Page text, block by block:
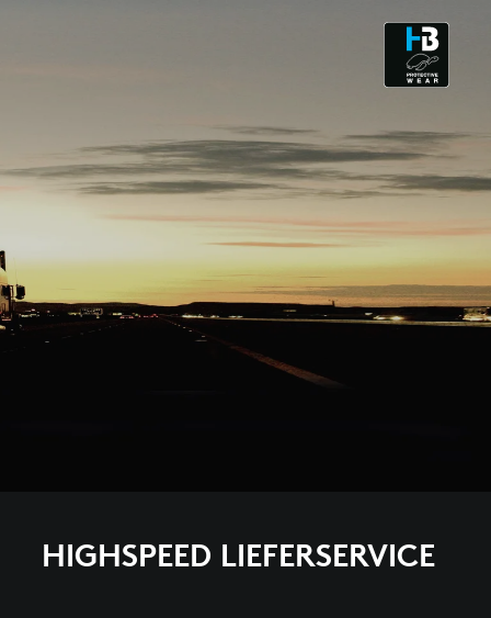
HIGHSPEED LIEFERSERVICE